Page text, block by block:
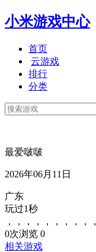
小米游戏中心
首页
云游戏
排行
分类
最爱啵啵
2026年06月11日
广东
玩过1秒
，，，，，，，，，，
0次浏览 0
相关游戏